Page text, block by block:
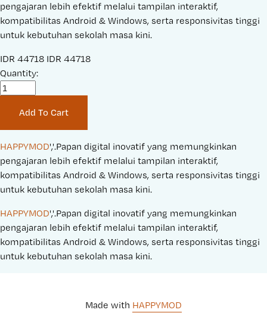
pengajaran lebih efektif melalui tampilan interaktif,
kompatibilitas Android & Windows, serta responsivitas tinggi
untuk kebutuhan sekolah masa kini.
S
a
r
i
c
e
:
IDR 44718 O
i
n
a
P
r
c
e
:
IDR 44718
Quantity:
Add To Cart
HAPPYMOD','.Papan digital inovatif yang memungkinkan
pengajaran lebih efektif melalui tampilan interaktif,
kompatibilitas Android & Windows, serta responsivitas tinggi
untuk kebutuhan sekolah masa kini.
HAPPYMOD','.Papan digital inovatif yang memungkinkan
pengajaran lebih efektif melalui tampilan interaktif,
kompatibilitas Android & Windows, serta responsivitas tinggi
untuk kebutuhan sekolah masa kini.
Made with HAPPYMOD